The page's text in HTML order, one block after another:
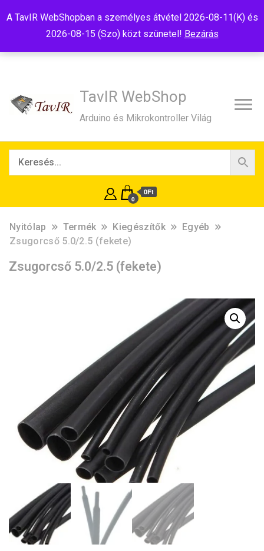
A TavIR WebShopban a személyes átvétel 2026-08-11(K) és
2026-08-15 (Szo) közt szünetel! Bezárás
TavIR WebShop
Arduino és Mikrokontroller Világ
0
0Ft
Nyitólap Termék Kiegészítők
Egyéb
Zsugorcső 5.0/2.5 (fekete)
Zsugorcső 5.0/2.5 (fekete)